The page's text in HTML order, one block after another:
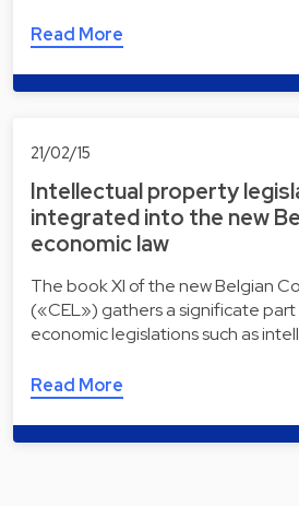
Read More
21/02/15
Intellectual property
integrated into the new
economic law
The book XI of the new Belgian
(«CEL») gathers a significate
economic legislations such as
Read More